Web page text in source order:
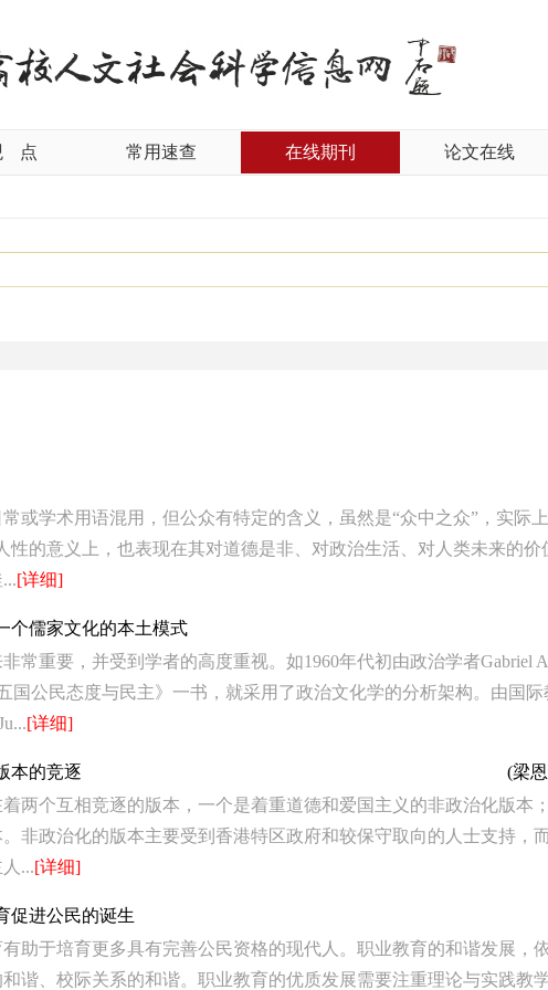
点 常用速查 在线期刊 论文在线
或学术用语混用，但公众有特定的含义，虽然是“众中之众”，实际
性的意义上，也表现在其对道德是非、对政治生活、对人类未来的价
[详细]
儒家文化的本土模式
常重要，并受到学者的高度重视。如1960年代初由政治学者Gabriel
国公民态度与民主》一书，就采用了政治文化学的分析架构。由国
[详细]
(梁
本的竞逐
两个互相竞逐的版本，一个是着重道德和爱国主义的非政治化版本
非政治化的版本主要受到香港特区政府和较保守取向的人士支持，
...[详细]
促进公民的诞生
助于培育更多具有完善公民资格的现代人。职业教育的和谐发展，
谐、校际关系的和谐。职业教育的优质发展需要注重理论与实践教